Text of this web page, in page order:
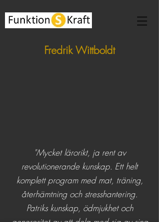
Fredrik Wittboldt
"Mycket lärorikt, ja rent av
revolutionerande kunskap. Ett helt
komplett program med mat, träning,
återhämtning och stresshantering.
Patriks kunskap, ödmjukhet och